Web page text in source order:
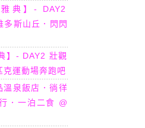
典】- DAY2
斯山丘．閃閃
】- DAY2 壯觀
克運動場奔跑吧
溫泉飯店．徜徉
．一泊二食 @